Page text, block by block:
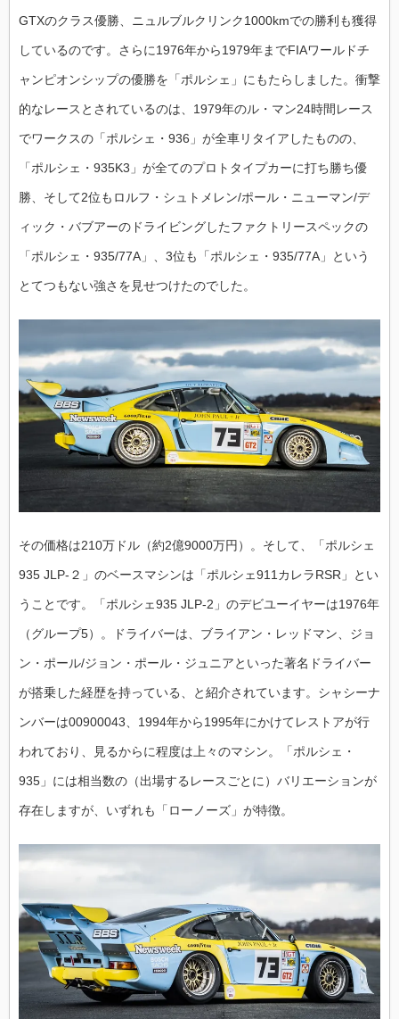
GTXのクラス優勝、ニュルブルクリンク1000kmでの勝利も獲得
しているのです。さらに1976年から1979年までFIAワールドチ
ャンピオンシップの優勝を「ポルシェ」にもたらしました。衝撃
的なレースとされているのは、1979年のル・マン24時間レース
でワークスの「ポルシェ・936」が全車リタイアしたものの、
「ポルシェ・935K3」が全てのプロトタイプカーに打ち勝ち優
勝、そして2位もロルフ・シュトメレン/ポール・ニューマン/デ
ィック・バブアーのドライビングしたファクトリースペックの
「ポルシェ・935/77A」、3位も「ポルシェ・935/77A」という
とてつもない強さを見せつけたのでした。
その価格は210万ドル（約2億9000万円）。そして、「ポルシェ
935 JLP-２」のベースマシンは「ポルシェ911カレラRSR」とい
うことです。「ポルシェ935 JLP-2」のデビユーイヤーは1976年
（グループ5）。ドライバーは、ブライアン・レッドマン、ジョ
ン・ポール/ジョン・ポール・ジュニアといった著名ドライバー
が搭乗した経歴を持っている、と紹介されています。シャシーナ
ンバーは00900043、1994年から1995年にかけてレストアが行
われており、見るからに程度は上々のマシン。「ポルシェ・
935」には相当数の（出場するレースごとに）バリエーションが
存在しますが、いずれも「ローノーズ」が特徴。